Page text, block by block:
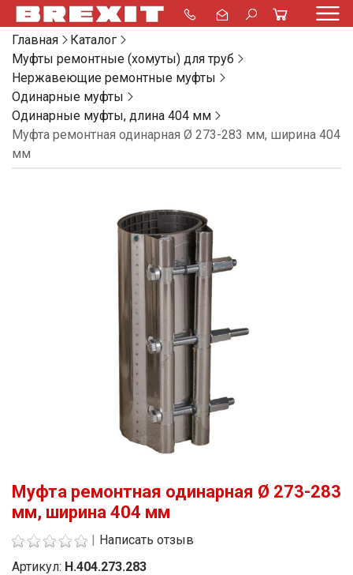
Главная
Каталог
Муфты ремонтные (хомуты) для труб
Нержавеющие ремонтные муфты
Одинарные муфты
Одинарные муфты, длина 404 мм
Муфта ремонтная одинарная Ø 273-283 мм, ширина 404
мм
Муфта ремонтная одинарная Ø 273-283
мм, ширина 404 мм
| Написать отзыв
Артикул: Н.404.273.283